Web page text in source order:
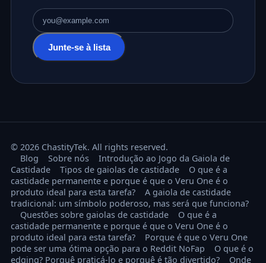
Endereço de email
Junte-se à lista
© 2026 ChastityTek. All rights reserved.
Blog
Sobre nós
Introdução ao Jogo da Gaiola de
Castidade
Tipos de gaiolas de castidade
O que é a
castidade permanente e porque é que o Veru One é o
produto ideal para esta tarefa?
A gaiola de castidade
tradicional: um símbolo poderoso, mas será que funciona?
Questões sobre gaiolas de castidade
O que é a
castidade permanente e porque é que o Veru One é o
produto ideal para esta tarefa?
Porque é que o Veru One
pode ser uma ótima opção para o Reddit NoFap
O que é o
edging? Porquê praticá-lo e porquê é tão divertido?
Onde